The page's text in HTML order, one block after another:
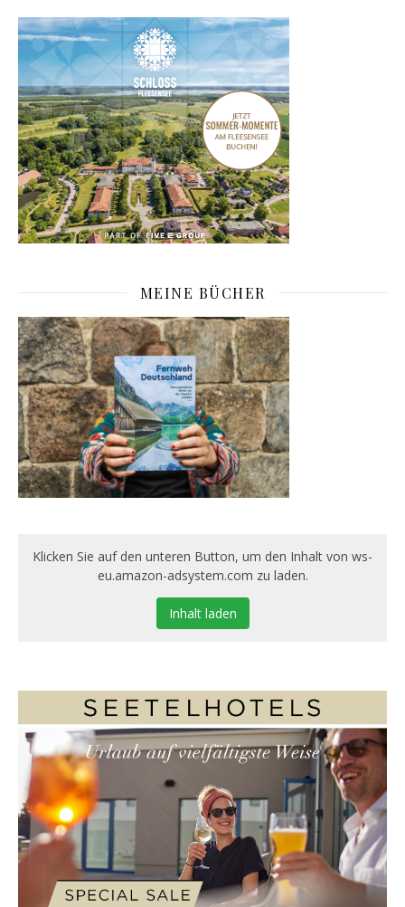
MEINE BÜCHER
Klicken Sie auf den unteren Button, um den Inhalt von ws-
eu.amazon-adsystem.com zu laden.
Inhalt laden